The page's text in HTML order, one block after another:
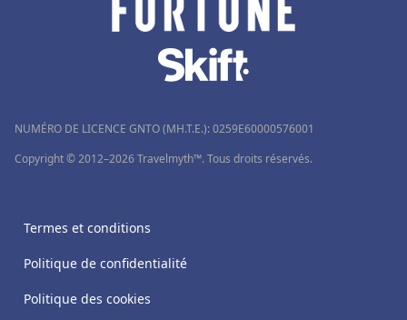
NUMÉRO DE LICENCE GNTO (MH.T.E.): 0259Ε60000576001
Copyright © 2012–2026 Travelmyth™. Tous droits réservés.
Termes et conditions
Politique de confidentialité
Politique des cookies